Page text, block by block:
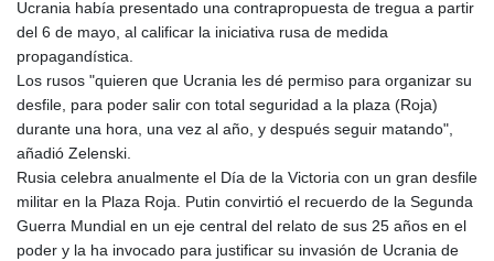
JMD 183.057725
JPY 182.445186
KES 149.158147
KGS 101.104505
4681.941823
KMF 492.514185
KRW
1627.677557
Ucrania había presentado una contrapropuesta de tregua a partir
del 6 de mayo, al calificar la iniciativa rusa de medida
propagandística.
Los rusos "quieren que Ucrania les dé permiso para organizar su
desfile, para poder salir con total seguridad a la plaza (Roja)
durante una hora, una vez al año, y después seguir matando",
añadió Zelenski.
Rusia celebra anualmente el Día de la Victoria con un gran desfile
militar en la Plaza Roja. Putin convirtió el recuerdo de la Segunda
Guerra Mundial en un eje central del relato de sus 25 años en el
poder y la ha invocado para justificar su invasión de Ucrania de